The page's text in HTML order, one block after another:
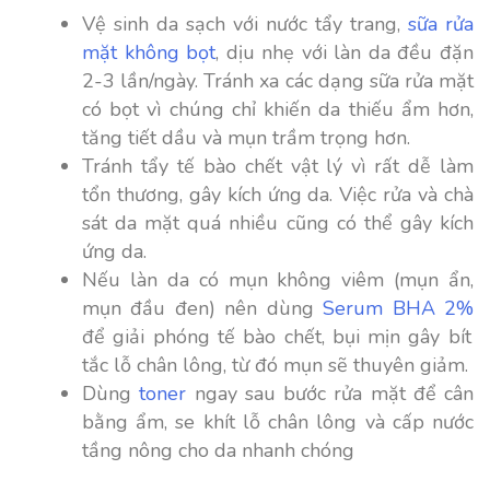
Vệ sinh da sạch với nước tẩy trang, sữa rửa
mặt không bọt, dịu nhẹ với làn da đều đặn
2-3 lần/ngày. Tránh xa các dạng sữa rửa mặt
có bọt vì chúng chỉ khiến da thiếu ẩm hơn,
tăng tiết dầu và mụn trầm trọng hơn.
Tránh tẩy tế bào chết vật lý vì rất dễ làm
tổn thương, gây kích ứng da. Việc rửa và chà
sát da mặt quá nhiều cũng có thể gây kích
ứng da.
Nếu làn da có mụn không viêm (mụn ẩn,
mụn đầu đen) nên dùngSerum BHA 2%
để giải phóng tế bào chết, bụi mịn gây bít
tắc lỗ chân lông, từ đó mụn sẽ thuyên giảm.
Dùngtoner ngay sau bước rửa mặt để cân
bằng ẩm, se khít lỗ chân lông và cấp nước
tầng nông cho da nhanh chóng